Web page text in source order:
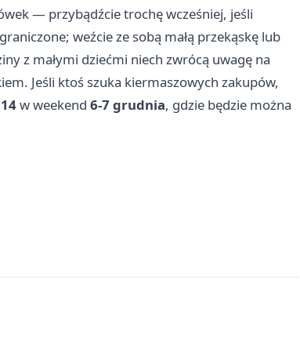
— przybądźcie trochę wcześniej, jeśli
weźcie ze sobą małą przekąskę lub
z małymi dziećmi niech zwrócą uwagę na
Jeśli ktoś szuka kiermaszowych zakupów,
w weekend 6-7 grudnia, gdzie będzie można